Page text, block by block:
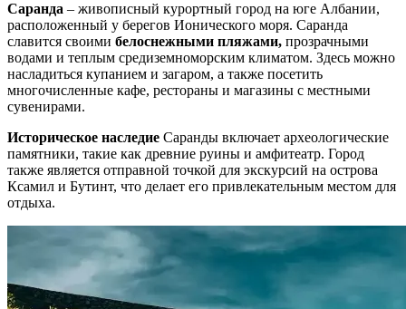
Саранда – живописный курортный город на юге Албании,
расположенный у берегов Ионического моря. Саранда
славится своими белоснежными пляжами, прозрачными
водами и теплым средиземноморским климатом. Здесь можно
насладиться купанием и загаром, а также посетить
многочисленные кафе, рестораны и магазины с местными
сувенирами.
Историческое наследие Саранды включает археологические
памятники, такие как древние руины и амфитеатр. Город
также является отправной точкой для экскурсий на острова
Ксамил и Бутинт, что делает его привлекательным местом для
отдыха.